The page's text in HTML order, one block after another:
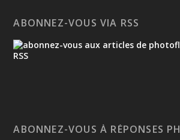
ABONNEZ-VOUS VIA RSS
ABONNEZ-VOUS À RÉPONSES